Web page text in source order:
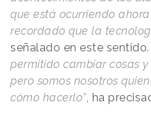
que está ocurriendo
recordado que la
señalado en este sentido.
permitido cambiar cosas
pero somos nosotros
cómo hacerlo”, ha